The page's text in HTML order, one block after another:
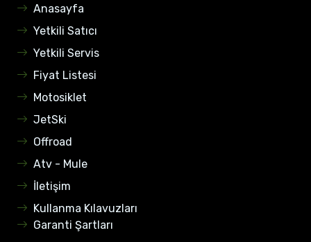
Anasayfa
Yetkili Satıcı
Yetkili Servis
Fiyat Listesi
Motosiklet
JetSki
Offroad
Atv - Mule
İletişim
Kullanma Kılavuzları
Garanti Şartları